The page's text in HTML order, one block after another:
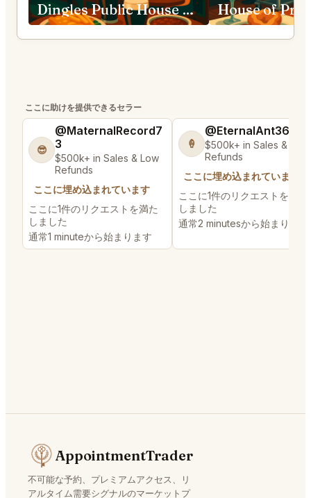
Dingles Public House San Francisco
ここに助けを提供できるセラー
😎
@MaternalRecord7
3
$500k+ in Sales & Low
Refunds
ここに埋め込まれています
ここに1件のリクエストを満た
しました
通常1 minuteから始まります
🍦
@EternalAnt36
$500k+ in Sales & Low
Refunds
ここに埋め込まれています
ここに1件のリクエストを満た
しました
通常2 minutesから始まります
AppointmentTrader
不可能な予約、プレミアムアクセス、リ
アルタイム需要シグナルのマーケットプ